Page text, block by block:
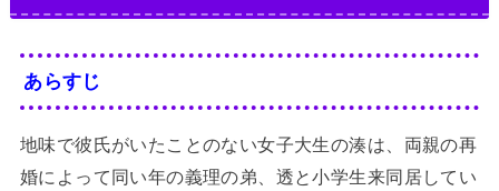
あらすじ
地味で彼氏がいたことのない女子大生の湊は、両親の再
婚によって同い年の義理の弟、透と小学生来同居してい